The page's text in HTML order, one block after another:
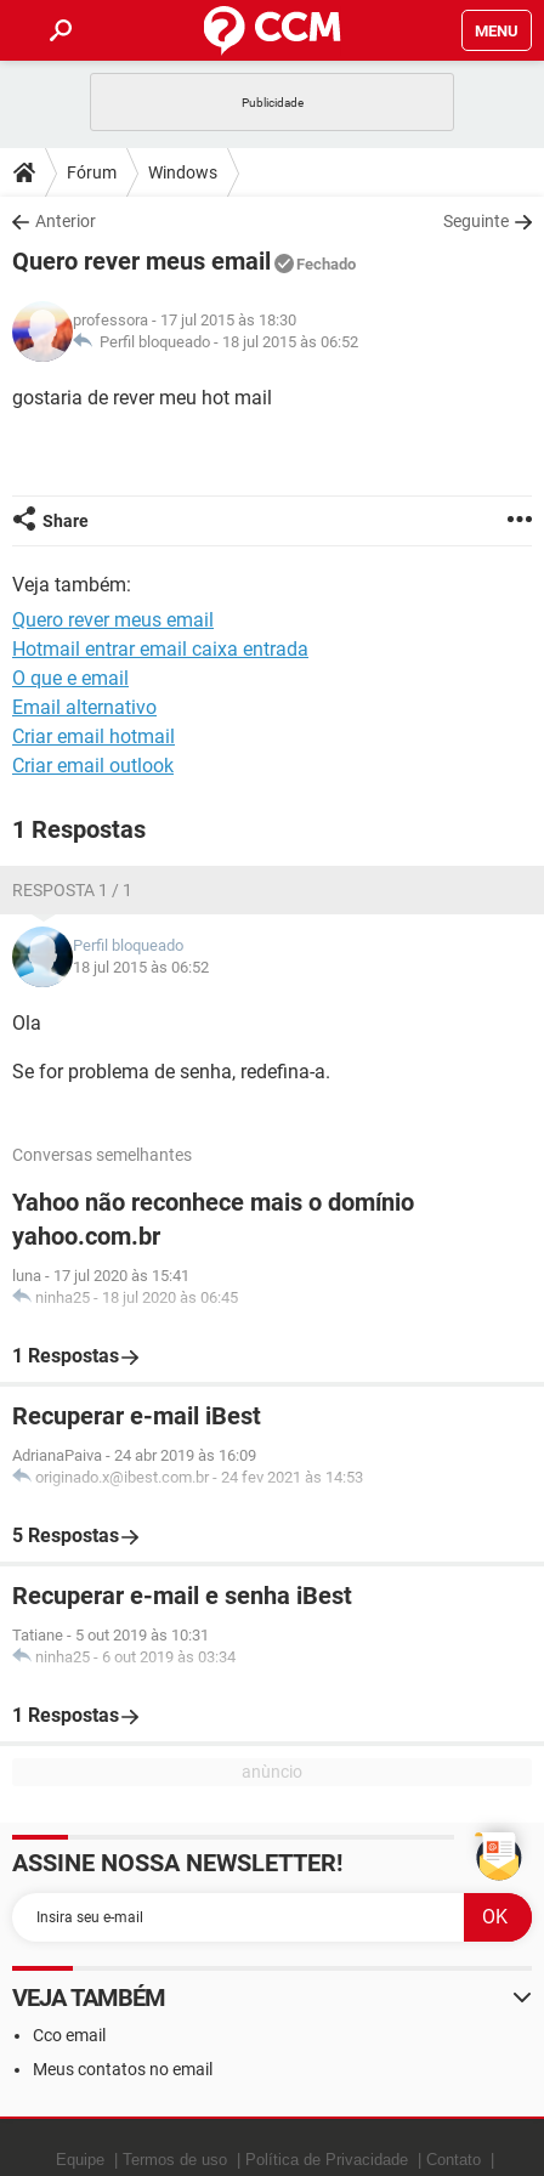
MENU
CELULAR
OUTLOOK
INSTAGRAM GMAIL
DICAS
JOGOS
INSTAGRAM GMAIL
GUIA DE COMPRAS
DOWNLOADS
JOGOS WHATSAPP
OUTLOOK EXCEL
INSTAGRAM
FÓRUM
JOGOS WHATSAPP
CELULAR
OUTLOOK
GLOSSÁRIO
JOGOS
INSTAGRAM
Fórum Windows
Anterior Seguinte
Quero rever meus email Fechado
professora - 17 jul 2015 às 18:30
Perfil bloqueado - 18 jul 2015 às 06:52
gostaria de rever meu hot mail
Share
Veja também:
Quero rever meus email
Hotmail entrar email caixa entrada
O que e email
Email alternativo
Criar email hotmail
Criar email outlook
1 Respostas
RESPOSTA 1 / 1
Perfil bloqueado
18 jul 2015 às 06:52
Ola
Se for problema de senha, redefina-a.
Conversas semelhantes
Yahoo não reconhece mais o domínio
yahoo.com.br
luna - 17 jul 2020 às 15:41
ninha25 - 18 jul 2020 às 06:45
1 Respostas
Recuperar e-mail iBest
AdrianaPaiva - 24 abr 2019 às 16:09
originado.x@ibest.com.br - 24 fev 2021 às 14:53
5 Respostas
Recuperar e-mail e senha iBest
Tatiane - 5 out 2019 às 10:31
ninha25 - 6 out 2019 às 03:34
1 Respostas
ASSINE NOSSA NEWSLETTER!
VEJA TAMBÉM
Cco email
Meus contatos no email
Equipe Termos de uso Política de Privacidade Contato